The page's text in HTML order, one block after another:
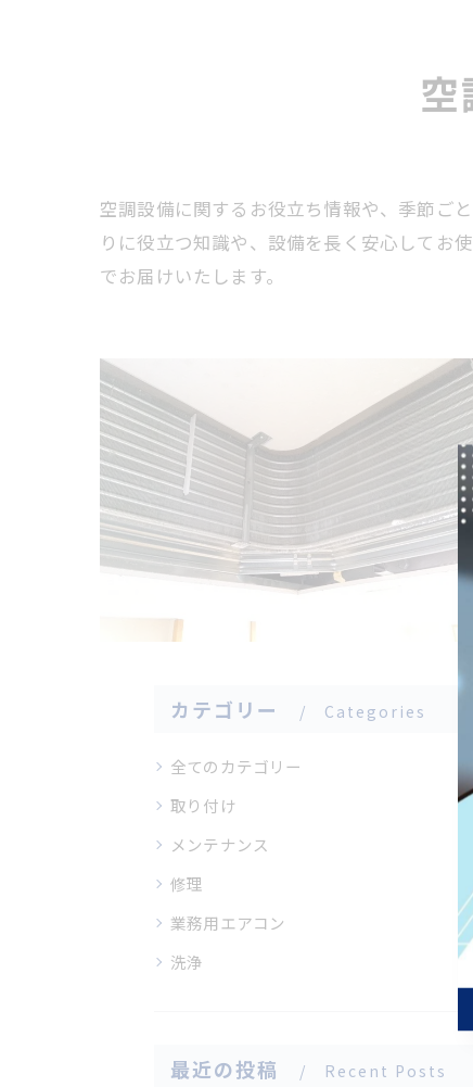
空調設備に関するお役立ち情報や、季節ご
りに役立つ知識や、設備を長く安心してお
でお届けいたします。
カテゴリー Categories
全てのカテゴリー
取り付け
メンテナンス
修理
業務用エアコン
洗浄
最近の投稿 Recent Posts